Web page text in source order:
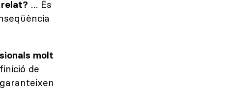
relat? … És
molt
de